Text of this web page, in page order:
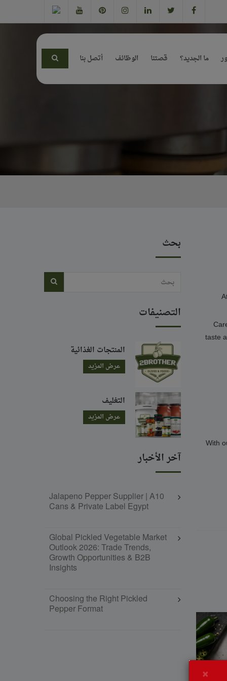
ما الجديد؟ قصتنا الوظائف أتصل بنا
taste
With
بحث
التصنيفات
المنتجات الغذائية
عرض المزيد
التغليف
عرض المزيد
آخر الأخبار
Jalapeno Pepper Supplier | A10
Cans & Private Label Egypt
Global Pickled Vegetable Market
Outlook 2026: Trade Trends,
Growth Opportunities & B2B
Insights
Choosing the Right Pickled
Pepper Format
×